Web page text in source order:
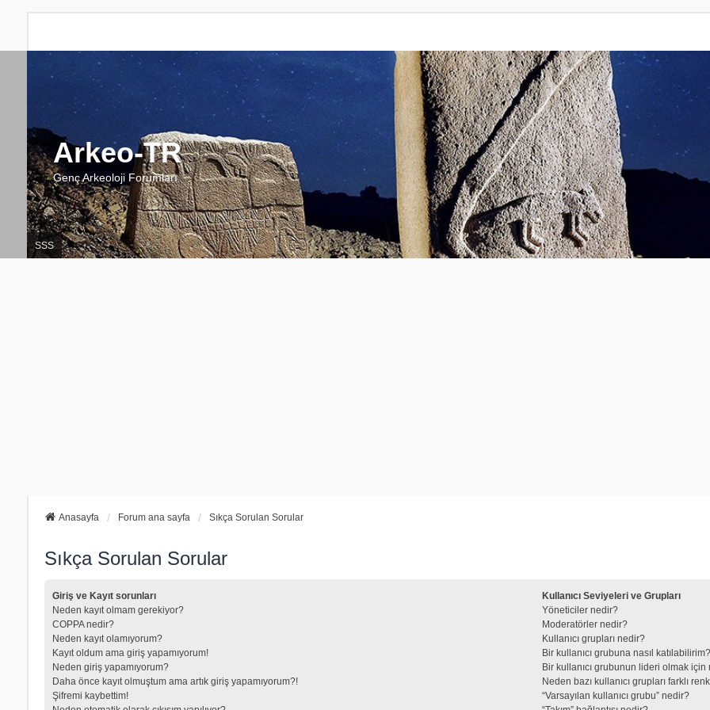
Arkeo-TR
Genç Arkeoloji Forumları
SSS
Anasayfa Forum ana sayfa Sıkça Sorulan Sorular
Sıkça Sorulan Sorular
Giriş ve Kayıt sorunları
Neden kayıt olmam gerekiyor?
COPPA nedir?
Neden kayıt olamıyorum?
Kayıt oldum ama giriş yapamıyorum!
Neden giriş yapamıyorum?
Daha önce kayıt olmuştum ama artık giriş yapamıyorum?!
Şifremi kaybettim!
Kullanıcı Seviyeleri ve Grupları
Yöneticiler nedir?
Moderatörler nedir?
Kullanıcı grupları nedir?
Bir kullanıcı grubuna nasıl katılabilirim?
Bir kullanıcı grubunun lideri olmak
Neden bazı kullanıcı grupları farklı
“Varsayılan kullanıcı grubu” nedir?